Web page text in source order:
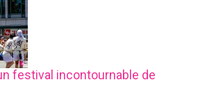
festival incontournable de